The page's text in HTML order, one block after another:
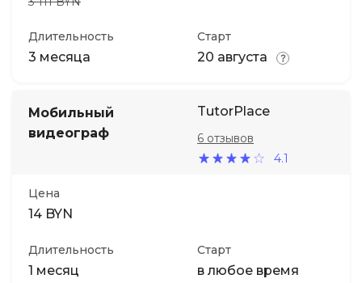
Длительность
3 месяца
Старт
20 августа
Мобильный
видеограф
TutorPlace
4.1
6 отзывов
Цена
14 BYN
Длительность
1 месяц
Старт
в любое время